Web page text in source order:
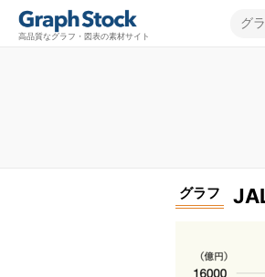
高品質なグラフ・図表の素材サイト
グラフ